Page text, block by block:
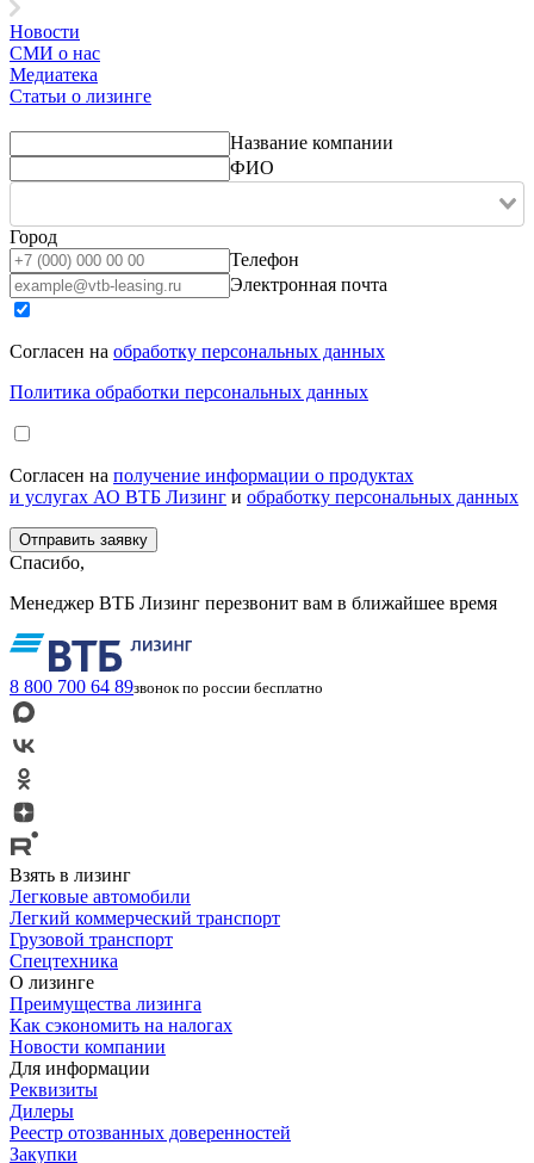
Новости
СМИ о нас
Медиатека
Статьи о лизинге
Название компании
ФИО
Город
Телефон
Электронная почта
Согласен на обработку персональных данных
Политика обработки персональных данных
Согласен на получение информации о продуктах
и услугах АО ВТБ Лизинг и обработку персональных данных
Спасибо,
Менеджер ВТБ Лизинг перезвонит вам в ближайшее время
8 800 700 64 89звонок по россии бесплатно
Взять в лизинг
Легковые автомобили
Легкий коммерческий транспорт
Грузовой транспорт
Спецтехника
О лизинге
Преимущества лизинга
Как сэкономить на налогах
Новости компании
Для информации
Реквизиты
Дилеры
Реестр отозванных доверенностей
Закупки